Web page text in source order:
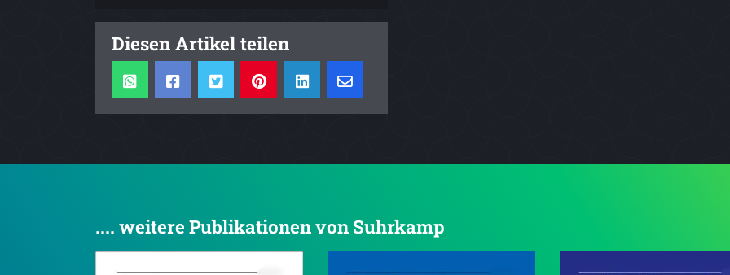
Diesen Artikel teilen
.... weitere Publikationen von Suhrkamp